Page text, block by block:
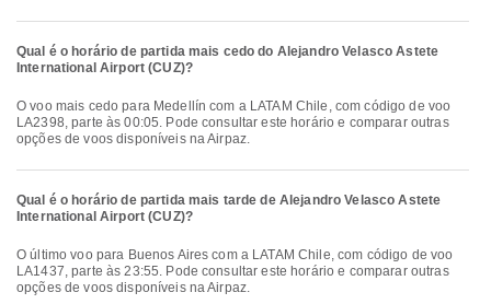
Qual é o horário de partida mais cedo do Alejandro Velasco Astete
International Airport (CUZ)?
O voo mais cedo para Medellín com a LATAM Chile, com código de voo
LA2398, parte às 00:05. Pode consultar este horário e comparar outras
opções de voos disponíveis na Airpaz.
Qual é o horário de partida mais tarde de Alejandro Velasco Astete
International Airport (CUZ)?
O último voo para Buenos Aires com a LATAM Chile, com código de voo
LA1437, parte às 23:55. Pode consultar este horário e comparar outras
opções de voos disponíveis na Airpaz.